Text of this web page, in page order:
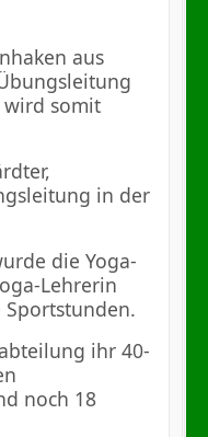
aus
wird somit
in der
die Yoga-
Lehrerin
ihr 40-
noch 18